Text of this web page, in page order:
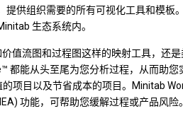
供组织需要的所有可视化工具和模
生态系统内。
值流图和过程图这样的映射工具，还
都能从头至尾为您分析过程，从而助
项目以及节省成本的项目。Minitab
功能，可帮助您缓解过程或产品风险。